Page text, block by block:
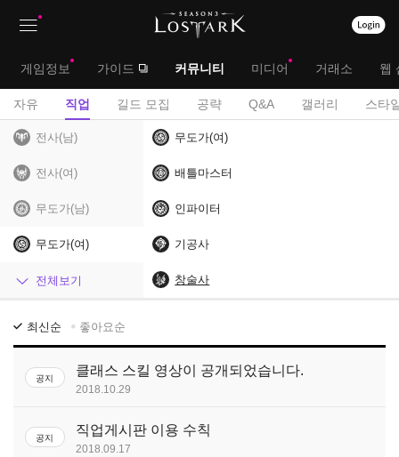
대
메
뉴
게임정보 가이드 커뮤니티 미디어 거래소 웹
서
브
메
자유 직업 길드 모집 공략 Q&A 갤러리 스타
전사(남)
전사(여)
무도가(남)
무도가(여)
무도가(여)
배틀마스터
인파이터
기공사
창술사
헌터(남)
마법사
암살자
스페셜리스트(여)
전체보기
직
업
시
최신순 좋아요순
공지 클래스 스킬 영상이 공개되었습니다.
2018.10.29
공지 직업게시판 이용 수칙
2018.09.17